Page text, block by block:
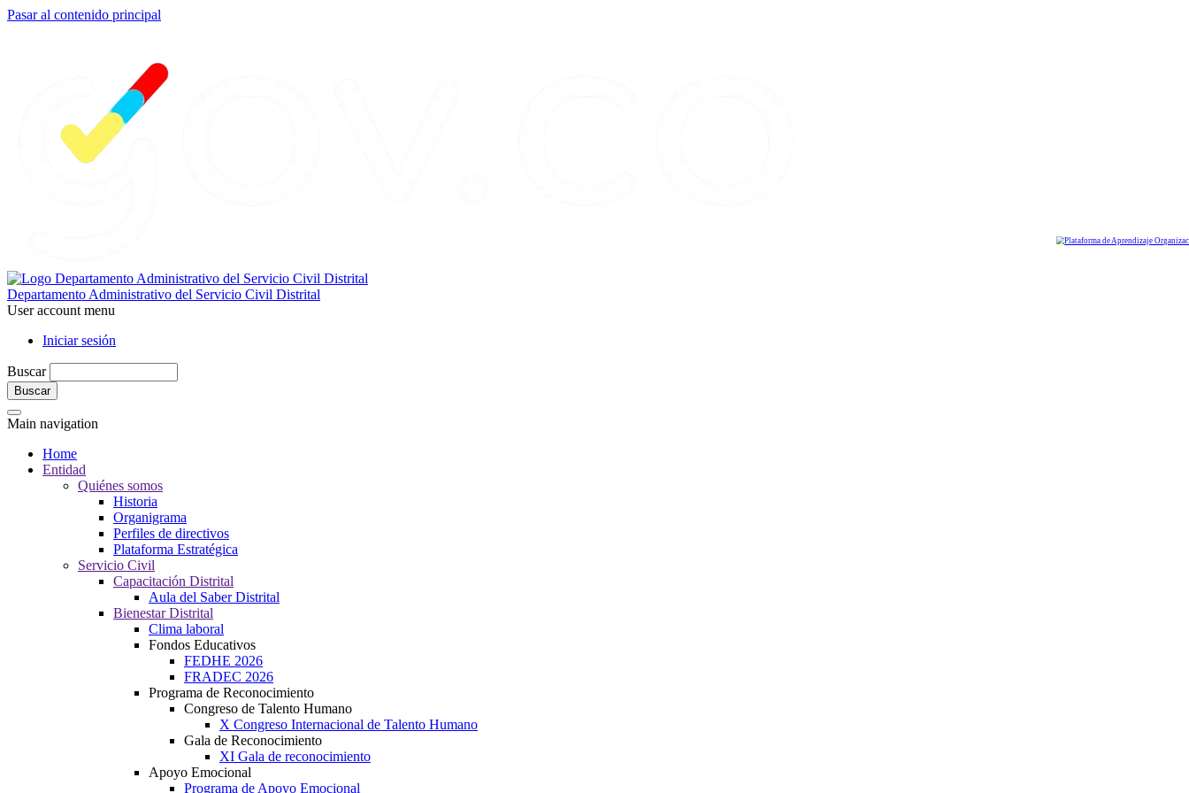
Pasar al contenido principal
Departamento Administrativo del Servicio Civil Distrital
User account menu
Iniciar sesión
Buscar
Main navigation
Home
Entidad
Quiénes somos
Historia
Organigrama
Perfiles de directivos
Plataforma Estratégica
Servicio Civil
Capacitación Distrital
Aula del Saber Distrital
Bienestar Distrital
Clima laboral
Fondos Educativos
FEDHE 2026
FRADEC 2026
Programa de Reconocimiento
Congreso de Talento Humano
X Congreso Internacional de Talento Humano
Gala de Reconocimiento
XI Gala de reconocimiento
Apoyo Emocional
Programa de Apoyo Emocional